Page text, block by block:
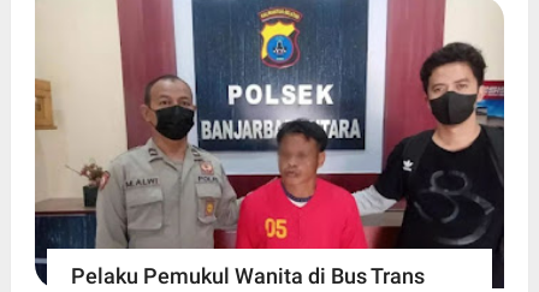
Pelaku Pemukul Wanita di Bus Trans